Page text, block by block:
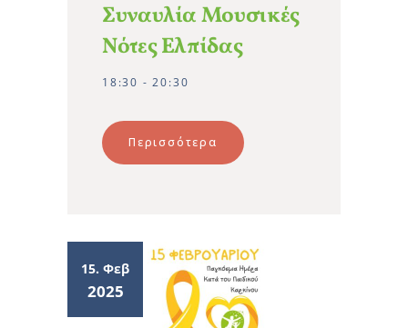
Συναυλία Μουσικές
Νότες Ελπίδας
18:30 - 20:30
Περισσότερα
15. Φεβ
2025